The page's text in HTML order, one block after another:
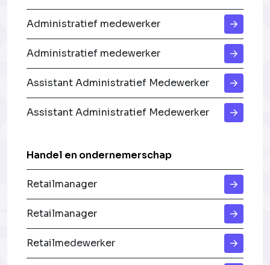
Administratief medewerker
Administratief medewerker
Assistant Administratief Medewerker
Assistant Administratief Medewerker
Handel en ondernemerschap
Retailmanager
Retailmanager
Retailmedewerker